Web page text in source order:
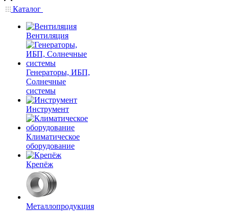
Каталог
Вентиляция
Генераторы, ИБП,
Солнечные
системы
Инструмент
Климатическое
оборудование
Крепёж
Металлопродукция